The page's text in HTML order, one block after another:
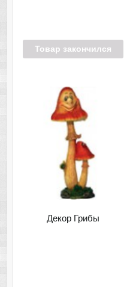
Товар закончился
Декор Грибы